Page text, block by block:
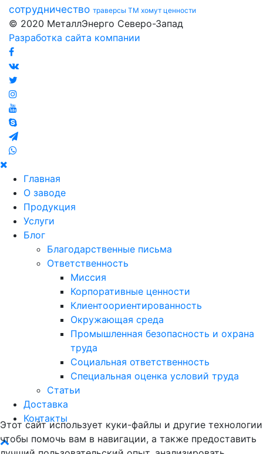
сотрудничество траверсы ТМ хомут ценности
© 2020 МеталлЭнерго Северо-Запад
Разработка сайта компании
Главная
О заводе
Продукция
Услуги
Блог
Благодарственные письма
Ответственность
Миссия
Корпоративные ценности
Клиентоориентированность
Окружающая среда
Промышленная безопасность и охрана
труда
Социальная ответственность
Специальная оценка условий труда
Статьи
Доставка
Контакты
Этот сайт использует куки-файлы и другие
чтобы помочь вам в навигации, а также предоставить